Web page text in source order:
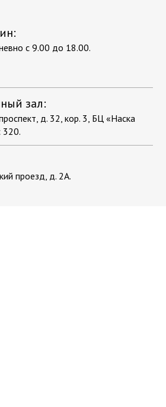
с 9.00 до 18.00.
зал:
д. 32, кор. 3, БЦ «Наска
320.
проезд, д. 2А.